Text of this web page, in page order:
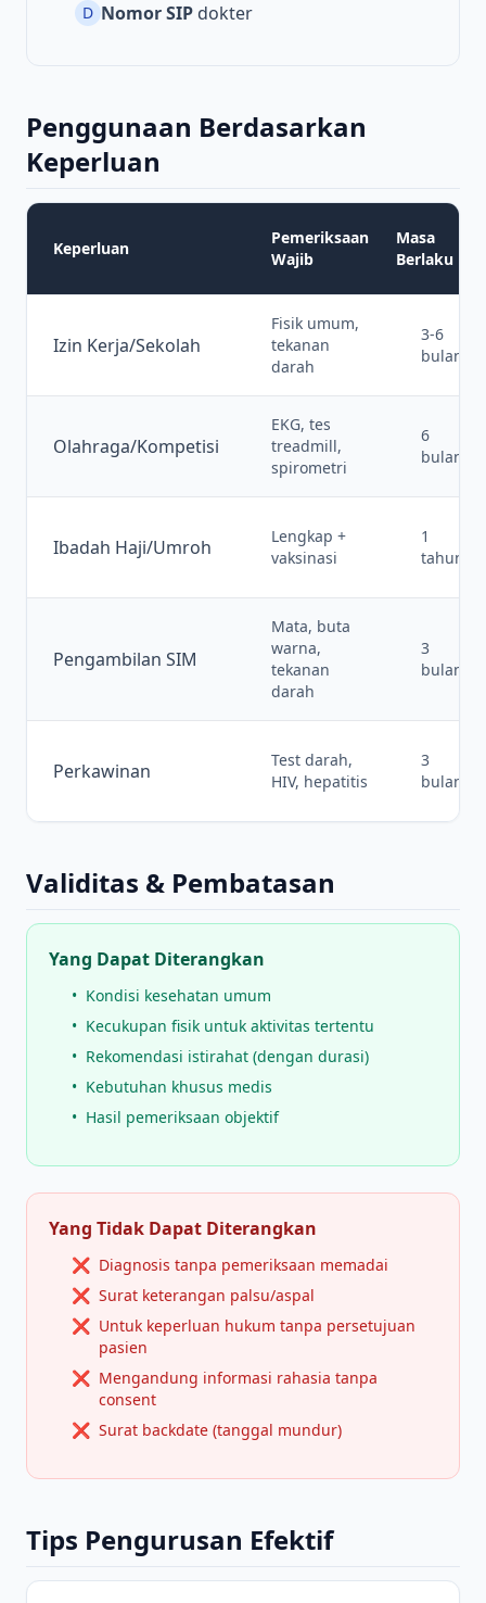
D Nomor SIP dokter
Penggunaan Berdasarkan
Keperluan
Keperluan
Pemeriksaan
Wajib
Masa
Berlaku
Izin Kerja/Sekolah
Fisik umum,
tekanan
darah
3-6
bulan
Olahraga/Kompetisi
EKG, tes
treadmill,
spirometri
6
bulan
Ibadah Haji/Umroh
Lengkap +
vaksinasi
1
tahun
Pengambilan SIM
Mata, buta
warna,
tekanan
darah
3
bulan
Perkawinan
Test darah,
HIV, hepatitis
3
bulan
Validitas & Pembatasan
Yang Dapat Diterangkan
• Kondisi kesehatan umum
• Kecukupan fisik untuk aktivitas tertentu
• Rekomendasi istirahat (dengan durasi)
• Kebutuhan khusus medis
• Hasil pemeriksaan objektif
Yang Tidak Dapat Diterangkan
❌ Diagnosis tanpa pemeriksaan memadai
❌ Surat keterangan palsu/aspal
❌ Untuk keperluan hukum tanpa persetujuan
pasien
❌ Mengandung informasi rahasia tanpa
consent
❌ Surat backdate (tanggal mundur)
Tips Pengurusan Efektif